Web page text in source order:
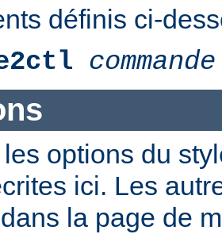
définis ci-
commande
options du
ici. Les
la page de